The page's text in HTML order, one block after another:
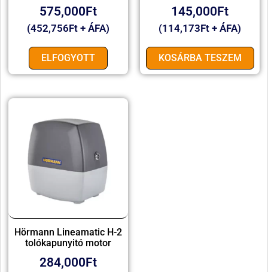
575,000Ft
(452,756Ft + ÁFA)
ELFOGYOTT
145,000Ft
(114,173Ft + ÁFA)
KOSÁRBA TESZEM
Hörmann Lineamatic H-2
tolókapunyitó motor
284,000Ft